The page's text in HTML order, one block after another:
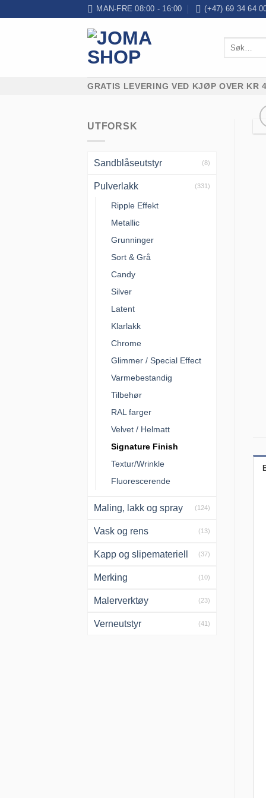
MAN-FRE 08:00 - 16:00 (+47) 69 34 64
GRATIS LEVERING VED KJØP OVER KR
UTFORSK
Sandblåseutstyr (8)
Pulverlakk (331)
Ripple Effekt
Metallic
Grunninger
Sort & Grå
Candy
Silver
Latent
Klarlakk
Chrome
Glimmer / Special Effect
Varmebestandig
Tilbehør
RAL farger
Velvet / Helmatt
Signature Finish
Textur/Wrinkle
Fluorescerende
Maling, lakk og spray (124)
Vask og rens (13)
Kapp og slipemateriell (37)
Merking (10)
Malerverktøy (23)
Verneutstyr (41)